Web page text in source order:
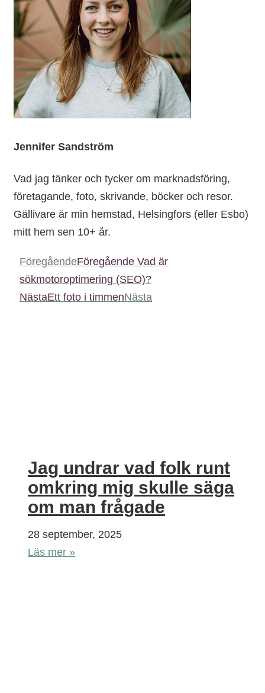
Jennifer Sandström
Vad jag tänker och tycker om marknadsföring,
företagande, foto, skrivande, böcker och resor.
Gällivare är min hemstad, Helsingfors (eller Esbo)
mitt hem sen 10+ år.
FöregåendeFöregående Vad är
sökmotoroptimering (SEO)?
NästaEtt foto i timmenNästa
Jag undrar vad folk runt
omkring mig skulle säga
om man frågade
28 september, 2025
Läs mer »